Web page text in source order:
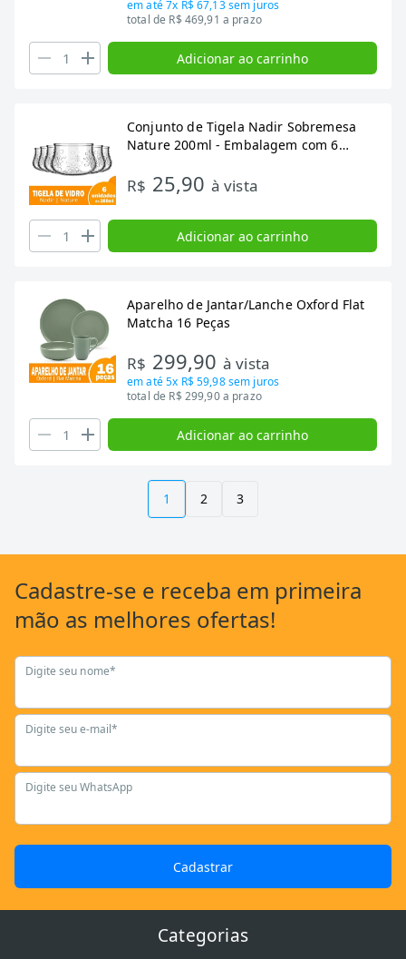
em até7x R$ 67,13sem juros
total de R$ 469,91 a prazo
Adicionar ao carrinho
Conjunto de Tigela Nadir Sobremesa
Nature 200ml - Embalagem com 6
R$ 25,90 à vista
Adicionar ao carrinho
Aparelho de Jantar/Lanche Oxford Flat
Matcha 16 Peças
R$ 299,90 à vista
em até5x R$ 59,98sem juros
total de R$ 299,90 a prazo
Adicionar ao carrinho
1 2 3
Cadastre-se e receba em primeira
mão as melhores ofertas!
Digite seu nome*
Digite seu e-mail*
Digite seu WhatsApp
Cadastrar
Categorias